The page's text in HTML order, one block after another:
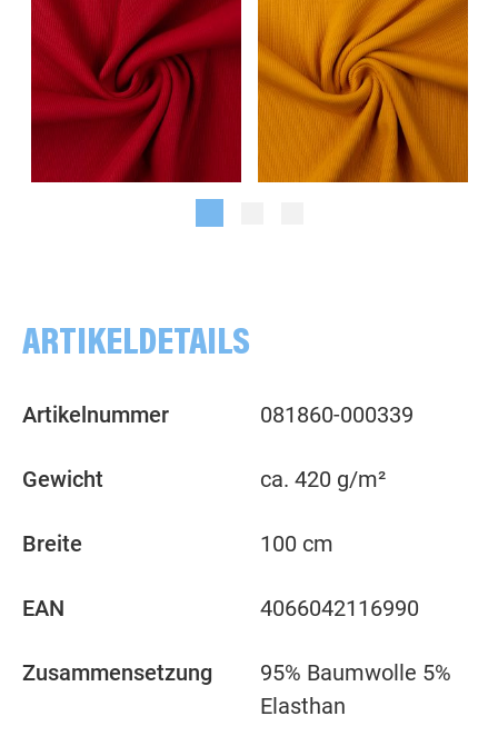
ARTIKELDETAILS
Artikelnummer 081860-000339
Gewicht ca. 420 g/m²
Breite 100 cm
EAN 4066042116990
Zusammensetzung
95% Baumwolle 5%
Elasthan